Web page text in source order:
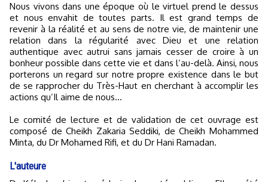
Nous vivons dans une époque où le virtuel prend le dessus
et nous envahit de toutes parts. Il est grand temps de
revenir à la réalité et au sens de notre vie, de maintenir une
relation dans la régularité avec Dieu et une relation
authentique avec autrui sans jamais cesser de croire à un
bonheur possible dans cette vie et dans l’au-delà. Ainsi, nous
porterons un regard sur notre propre existence dans le but
de se rapprocher du Très-Haut en cherchant à accomplir les
actions qu’Il aime de nous…
Le comité de lecture et de validation de cet ouvrage est
composé de Cheikh Zakaria Seddiki, de Cheikh Mohammed
Minta, du Dr Mohamed Rifi, et du Dr Hani Ramadan.
L'auteure